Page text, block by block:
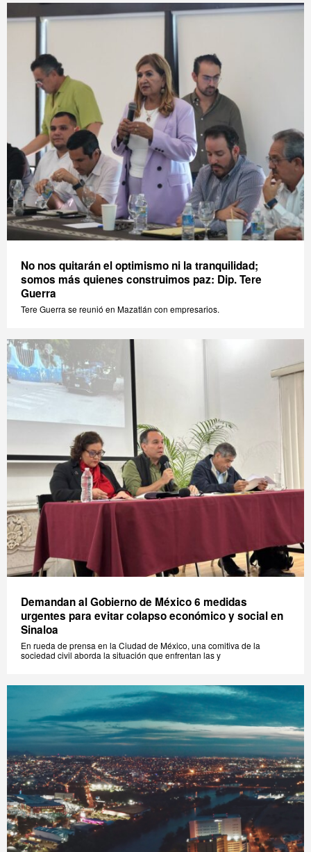
No nos quitarán el optimismo ni la tranquilidad;
somos más quienes construimos paz: Dip. Tere
Guerra
Tere Guerra se reunió en Mazatlán con empresarios.
Demandan al Gobierno de México 6 medidas
urgentes para evitar colapso económico y social en
Sinaloa
En rueda de prensa en la Ciudad de México, una comitiva de la
sociedad civil aborda la situación que enfrentan las y